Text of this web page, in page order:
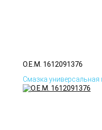
O.E.M. 1612091376
Смазка универсальная